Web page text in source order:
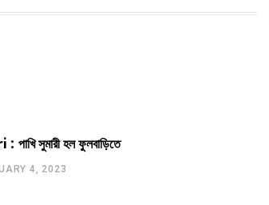
সুমারী হল ফুলবাড়িতে
4, 2023